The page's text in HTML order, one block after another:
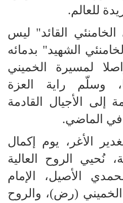
للعالم.
القائد" ليس
الشهيد" بدمائه
لمسيرة الخميني
وسلّم راية العزة
إلى الأجيال القادمة
في الماضي.
الأغر، يوم إكمال
نُحيي الروح العالية
الأصيل، الإمام
(رض)، والروح